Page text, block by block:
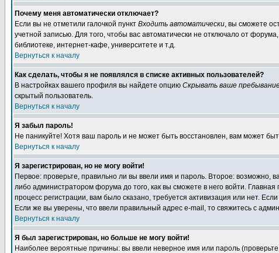
Почему меня автоматически отключает?
Если вы не отметили галочкой пункт Входить автоматически, вы сможете
учетной записью. Для того, чтобы вас автоматически не отключало от
библиотеке, интернет-кафе, университете и т.д.
Вернуться к началу
Как сделать, чтобы я не появлялся в списке активных пользователей?
В настройках вашего профиля вы найдете опцию Скрывать ваше
скрытый пользователь.
Вернуться к началу
Я забыл пароль!
Не паникуйте! Хотя ваш пароль и не может быть восстановлен, вам может
Вернуться к началу
Я зарегистрирован, но не могу войти!
Первое: проверьте, правильно ли вы ввели имя и пароль. Второе: возможно,
либо администратором форума до того, как вы сможете в него войти.
процесс регистрации, вам было сказано, требуется активизация или нет.
Если же вы уверены, что ввели правильный адрес e-mail, то свяжитесь с
Вернуться к началу
Я был зарегистрирован, но больше не могу войти!
Наиболее вероятные причины: вы ввели неверное имя или пароль